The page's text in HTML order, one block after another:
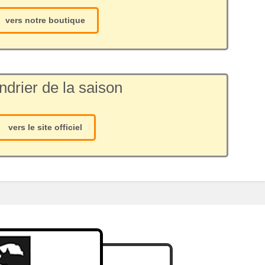
vers notre boutique
de la saison
vers le site officiel